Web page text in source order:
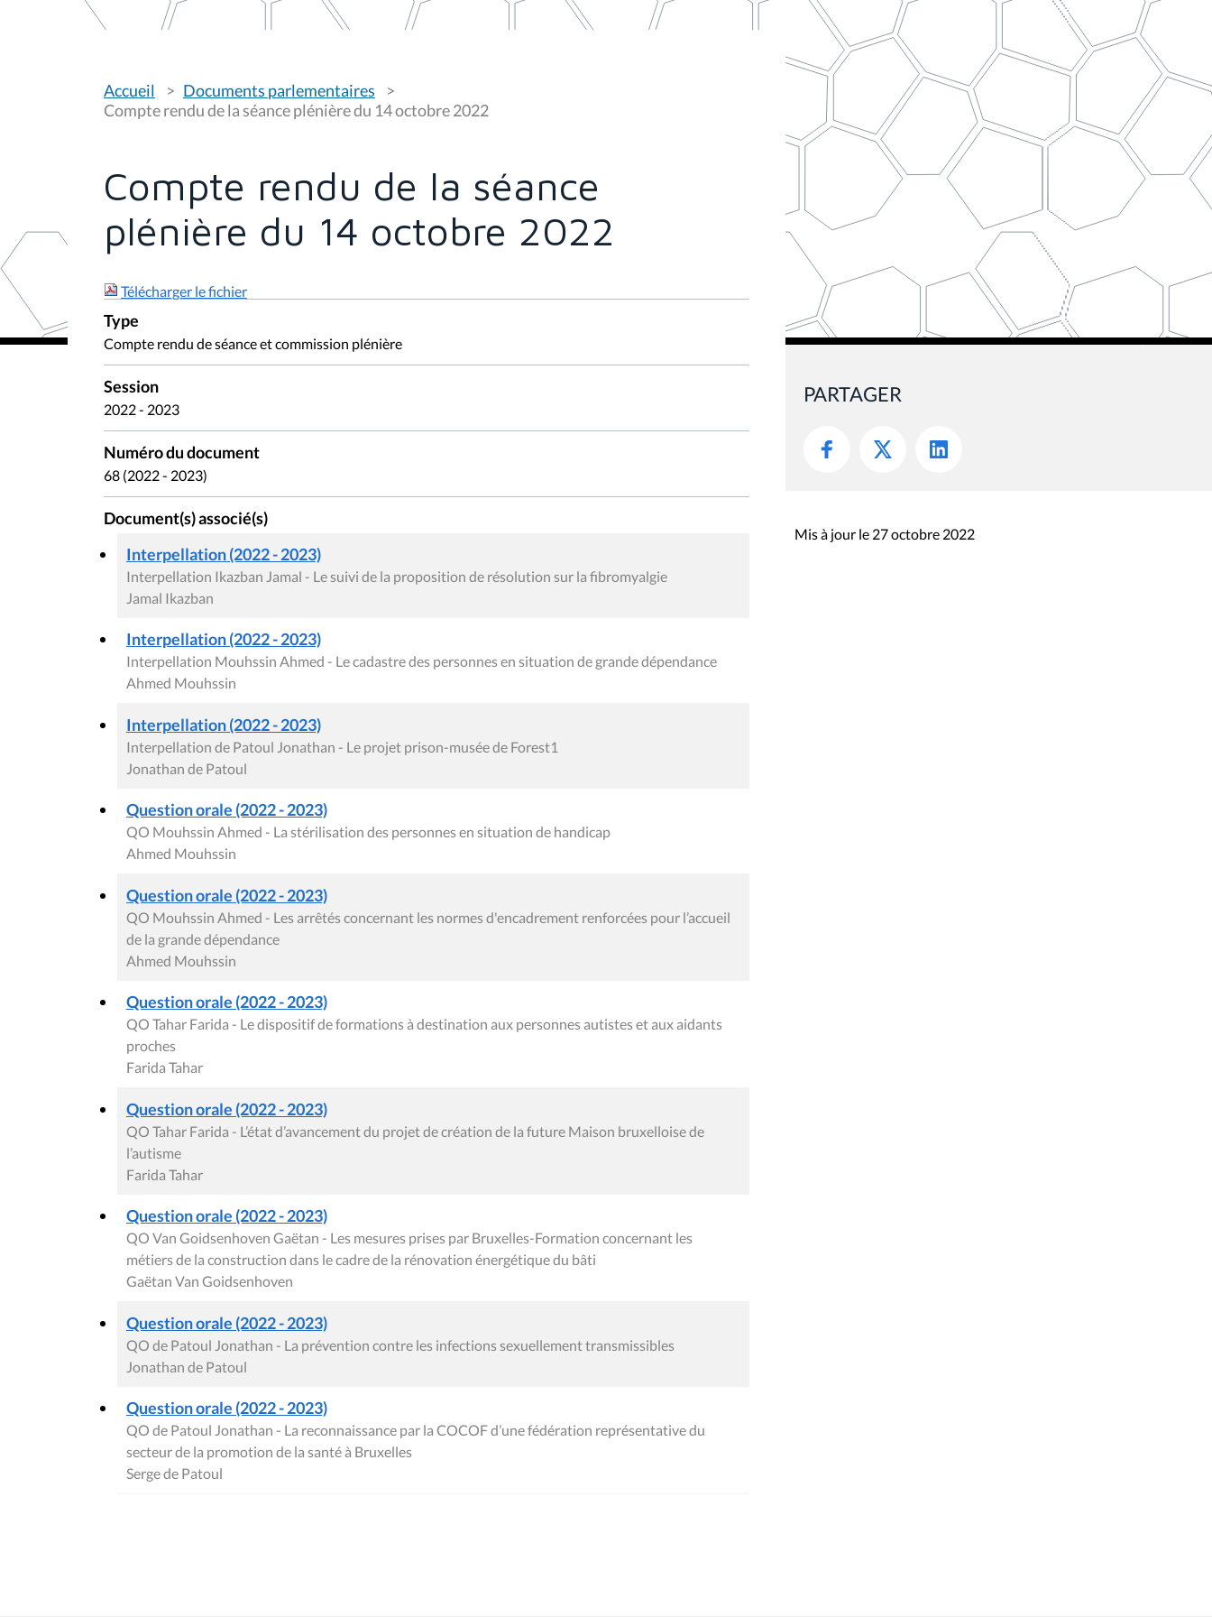
o
u
s
i
:
Accueil
Documents parlementaires
Compte rendu de la séance plénière du 14 octobre 2022
Compte rendu de la séance
plénière du 14 octobre 2022
Télécharger le fichier
Type
Compte rendu de séance et commission plénière
Session
2022 - 2023
Numéro du document
68 (2022 - 2023)
Document(s) associé(s)
Interpellation (2022 - 2023)
Interpellation Ikazban Jamal - Le suivi de la proposition de résolution sur la fibromyalgie
Jamal Ikazban
Interpellation (2022 - 2023)
Interpellation Mouhssin Ahmed - Le cadastre des personnes en situation de grande dépendance
Ahmed Mouhssin
Interpellation (2022 - 2023)
Interpellation de Patoul Jonathan - Le projet prison-musée de Forest1
Jonathan de Patoul
Question orale (2022 - 2023)
QO Mouhssin Ahmed - La stérilisation des personnes en situation de handicap
Ahmed Mouhssin
Question orale (2022 - 2023)
QO Mouhssin Ahmed - Les arrêtés concernant les normes d'encadrement renforcées pour l’accueil
de la grande dépendance
Ahmed Mouhssin
Question orale (2022 - 2023)
QO Tahar Farida - Le dispositif de formations à destination aux personnes autistes et aux aidants
proches
Farida Tahar
Question orale (2022 - 2023)
QO Tahar Farida - L’état d’avancement du projet de création de la future Maison bruxelloise de
l’autisme
Farida Tahar
Question orale (2022 - 2023)
QO Van Goidsenhoven Gaëtan - Les mesures prises par Bruxelles-Formation concernant les
métiers de la construction dans le cadre de la rénovation énergétique du bâti
Gaëtan Van Goidsenhoven
Question orale (2022 - 2023)
QO de Patoul Jonathan - La prévention contre les infections sexuellement transmissibles
Jonathan de Patoul
Question orale (2022 - 2023)
QO de Patoul Jonathan - La reconnaissance par la COCOF d’une fédération représentative du
secteur de la promotion de la santé à Bruxelles
Serge de Patoul
PARTAGER
Mis à jour le 27 octobre 2022